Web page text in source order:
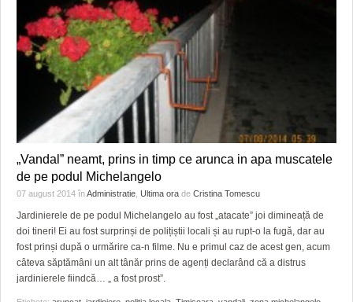
„Vandal” neamt, prins in timp ce arunca in apa muscatele
de pe podul Michelangelo
07 august 2014 înAdministratie Ultima ora de Cristina Tomescu
Jardinierele de pe podul Michelangelo au fost „atacate” joi dimineață de
doi tineri! Ei au fost surprinși de polițiștii locali și au rupt-o la fugă, dar au
fost prinși după o urmărire ca-n filme. Nu e primul caz de acest gen, acum
câteva săptămâni un alt tânăr prins de agenți declarând că a distrus
jardinierele fiindcă… „ a fost prost”.